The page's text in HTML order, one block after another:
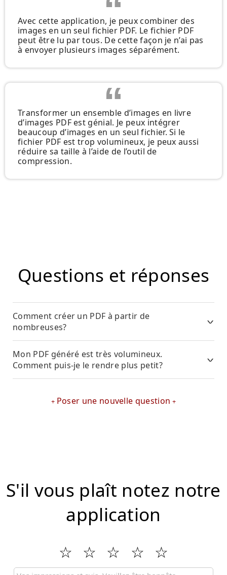
Avec cette application, je peux combiner des
images en un seul fichier PDF. Le fichier PDF
peut être lu par tous. De cette façon je n’ai pas
à envoyer plusieurs images séparément.
Transformer un ensemble d’images en livre
d’images PDF est génial. Je peux intégrer
beaucoup d’images en un seul fichier. Si le
fichier PDF est trop volumineux, je peux aussi
réduire sa taille à l’aide de l’outil de
compression.
Questions et réponses
Comment créer un PDF à partir de
nombreuses?
Mon PDF généré est très volumineux.
Comment puis-je le rendre plus petit?
Poser une nouvelle question
S'il vous plaît notez notre
application